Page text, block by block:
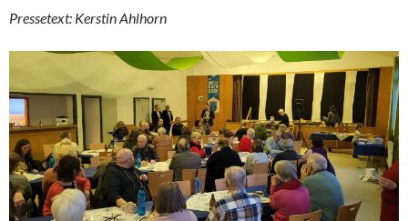
Pressetext: Kerstin Ahlhorn